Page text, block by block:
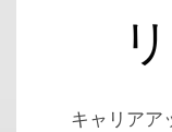
キャリアア